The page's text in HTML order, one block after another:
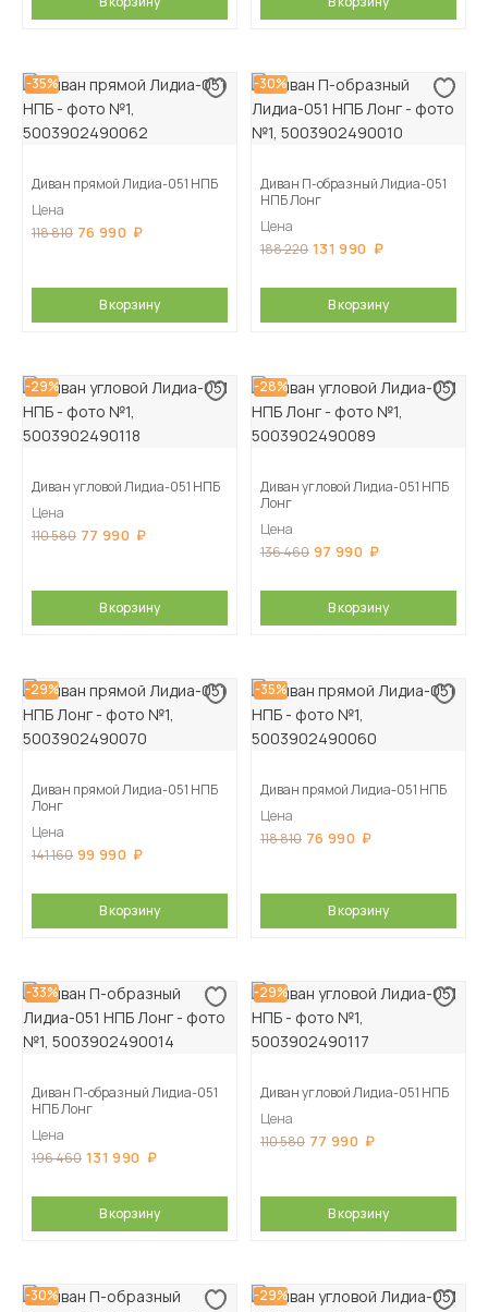
-35%
Диван прямой Лидиа-051 НПБ
Цена
118 810 76 990
В корзину
-30%
Диван П-образный Лидиа-051
НПБ Лонг
Цена
188 220 131 990
В корзину
-29%
Диван угловой Лидиа-051 НПБ
Цена
110 580 77 990
В корзину
-28%
Диван угловой Лидиа-051 НПБ
Лонг
Цена
136 460 97 990
В корзину
-29%
Диван прямой Лидиа-051 НПБ
Лонг
Цена
141 160 99 990
В корзину
-35%
Диван прямой Лидиа-051 НПБ
Цена
118 810 76 990
В корзину
-33%
Диван П-образный Лидиа-051
НПБ Лонг
Цена
196 460 131 990
В корзину
-29%
Диван угловой Лидиа-051 НПБ
Цена
110 580 77 990
В корзину
-30% -29%